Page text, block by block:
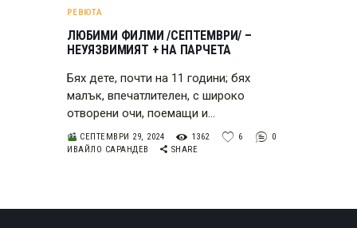
РЕВЮТА
ЛЮБИМИ ФИЛМИ /СЕПТЕМВРИ/ –
НЕУЯЗВИМИЯТ + НА ПАРЧЕТА
Бях дете, почти на 11 години; бях
малък, впечатлителен, с широко
отворени очи, поемащи и…
СЕПТЕМВРИ 29, 2024 1362 6
0
ИВАЙЛО САРАНДЕВ
SHARE